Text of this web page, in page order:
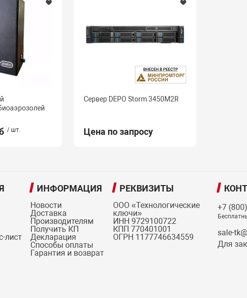
/ шт.
Сервер DEPO Storm 3450M2R
Цена по запросу
лист
ИНФОРМАЦИЯ
Новости
Доставка
Производителям
Получить КП
Декларация
Способы оплаты
Гарантия и возврат
РЕКВИЗИТЫ
ООО «Технологические
ключи»
ИНН 9729100722
КПП 770401001
ОГРН 1177746634559
+7
sale-
Для